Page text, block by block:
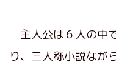
主人公は６人の中
り、三人称小説なが